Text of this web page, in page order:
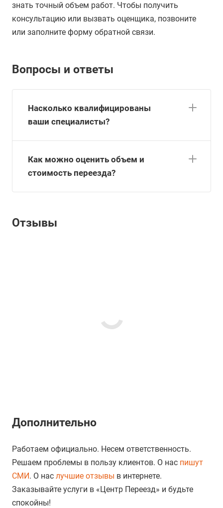
знать точный объем работ. Чтобы получить
консультацию или вызвать оценщика, позвоните
или заполните форму обратной связи.
Вопросы и ответы
Насколько квалифицированы
ваши специалисты?
Как можно оценить объем и
стоимость переезда?
Отзывы
Дополнительно
Работаем официально. Несем ответственность.
Решаем проблемы в пользу клиентов. О нас пишут
СМИ. О нас лучшие отзывы в интернете.
Заказывайте услуги в «Центр Переезд» и будьте
спокойны!